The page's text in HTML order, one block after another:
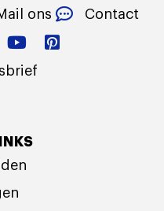
ons Contact